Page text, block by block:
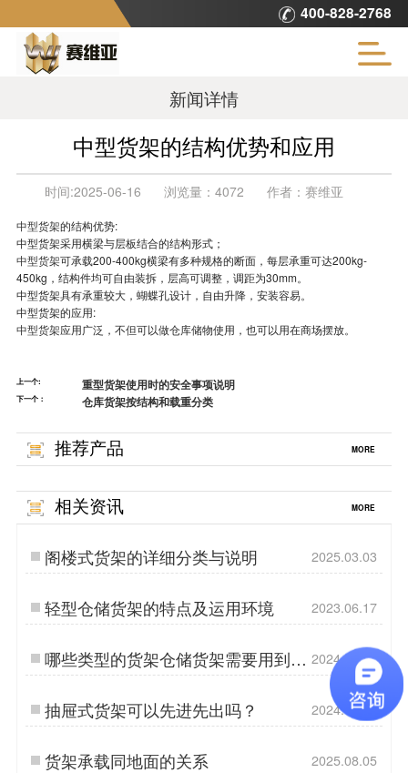
400-828-2768
新闻详情
中型货架的结构优势和应用
时间:2025-06-16 浏览量： 4072 作者： 赛维亚
中型货架的结构优势:
中型货架采用横梁与层板结合的结构形式；
中型货架可承载200-400kg横梁有多种规格的断面，每层承重可达200kg-
450kg，结构件均可自由装拆，层高可调整，调距为30mm。
中型货架具有承重较大，蝴蝶孔设计，自由升降，安装容易。
中型货架的应用:
中型货架应用广泛，不但可以做仓库储物使用，也可以用在商场摆放。
上一个: 重型货架使用时的安全事项说明
下一个： 仓库货架按结构和载重分类
推荐产品 MORE
相关资讯 MORE
阁楼式货架的详细分类与说明 2025.03.03
轻型仓储货架的特点及运用环境 2023.06.17
哪些类型的货架仓储货架需要用到背
拉？
2024.01.12
抽屉式货架可以先进先出吗？ 2024.05.13
货架承载同地面的关系 2025.08.05